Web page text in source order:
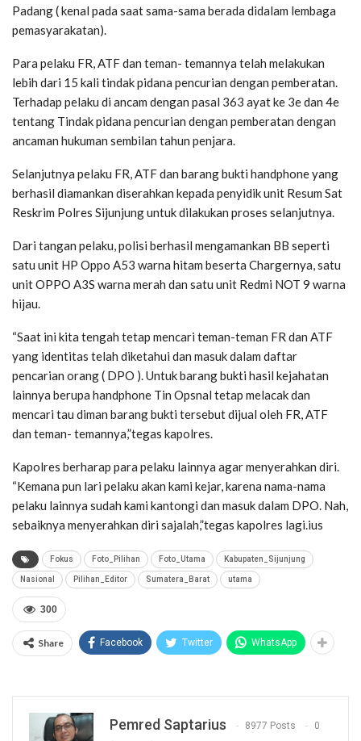
Padang ( kenal pada saat sama-sama berada didalam lembaga
pemasyarakatan).
Para pelaku FR, ATF dan teman- temannya telah melakukan
lebih dari 15 kali tindak pidana pencurian dengan pemberatan.
Terhadap pelaku di ancam dengan pasal 363 ayat ke 3e dan 4e
tentang Tindak pidana pencurian dengan pemberatan dengan
ancaman hukuman sembilan tahun penjara.
Selanjutnya pelaku FR, ATF dan barang bukti handphone yang
berhasil diamankan diserahkan kepada penyidik unit Resum Sat
Reskrim Polres Sijunjung untuk dilakukan proses selanjutnya.
Dari tangan pelaku, polisi berhasil mengamankan BB seperti
satu unit HP Oppo A53 warna hitam beserta Chargernya, satu
unit OPPO A3S warna merah dan satu unit Redmi NOT 9 warna
hijau.
“Saat ini kita tengah tetap mencari teman-teman FR dan ATF
yang identitas telah diketahui dan masuk dalam daftar
pencarian orang ( DPO ). Untuk barang bukti hasil kejahatan
lainnya berupa handphone Tin Opsnal tetap melacak dan
mencari tau diman barang bukti tersebut dijual oleh FR, ATF
dan teman- temannya,”tegas kapolres.
Kapolres berharap para pelaku lainnya agar menyerahkan diri.
“Kemana pun lari pelaku akan kami kejar, karena nama-nama
pelaku lainnya sudah kami kantongi dan masuk dalam DPO. Nah,
sebaiknya menyerahkan diri sajalah,”tegas kapolres lagi.ius
Fokus Foto_Pilihan Foto_Utama Kabupaten_Sijunjung
Nasional Pilihan_Editor Sumatera_Barat utama
300
Share Facebook Twitter WhatsApp
Pemred Saptarius 8977 Posts 0